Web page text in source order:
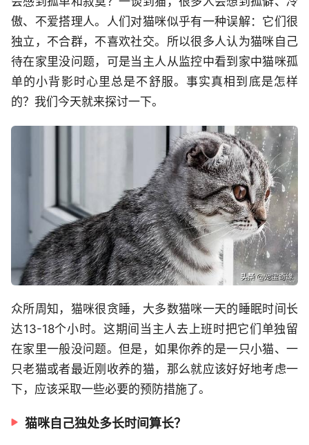
傲、不爱搭理人。人们对猫咪似乎有一种误解：它们很
独立，不合群，不喜欢社交。所以很多人认为猫咪自己
待在家里没问题，可是当主人从监控中看到家中猫咪孤
单的小背影时心里总是不舒服。事实真相到底是怎样
的？我们今天就来探讨一下。
众所周知，猫咪很贪睡，大多数猫咪一天的睡眠时间长
达13-18个小时。这期间当主人去上班时把它们单独留
在家里一般没问题。但是，如果你养的是一只小猫、一
只老猫或者最近刚收养的猫，那么就应该好好地考虑一
下，应该采取一些必要的预防措施了。
猫咪自己独处多长时间算长？